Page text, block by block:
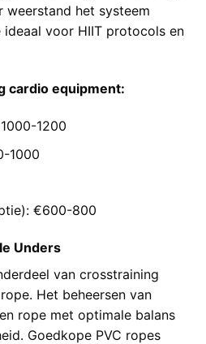
het systeem
voor HIIT protocols en
cardio equipment:
1200
1000
€600-800
Unders
van crosstraining
Het beheersen van
rope met optimale balans
Goedkope PVC ropes